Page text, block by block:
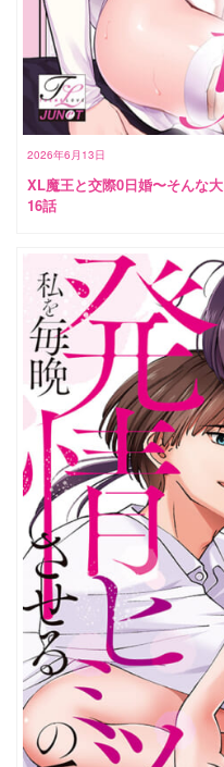
2026年6月13日
XL魔王と交際0日婚〜そんな
16話